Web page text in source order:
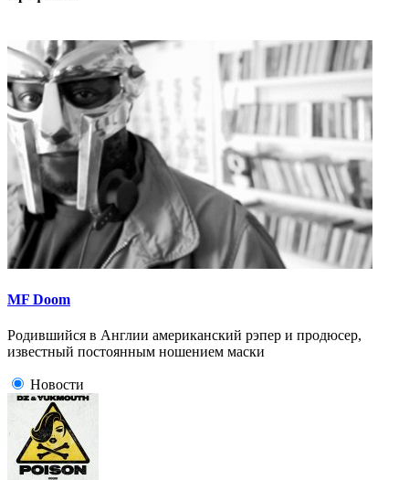
MF Doom
Родившийся в Англии американский рэпер и продюсер,
известный постоянным ношением маски
Новости